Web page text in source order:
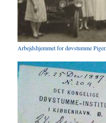
Arbejdshjemmet for døvstumme